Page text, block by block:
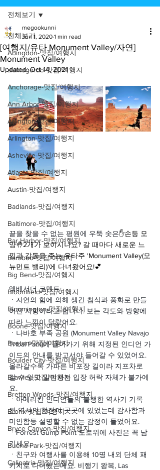
전체보기
Abingdon-맛집/여행지
alamogordo-맛집/여행지
Anchorage-맛집/여행지
Ann Arbor-맛집/여행지
Arlington-맛집/여행지
Arlington-맛집/여행지
Asheville-맛집/여행지
Atlanta-맛집/여행지
Austin-맛집/여행지
Badlands-맛집/여행지
Baltimore-맛집/여행지
Bar Harbor-맛집/여행지
Baraboo-맛집/여행지
Big Bend-맛집/여행지
Bloomfield-맛집/여행지
Bloomington-맛집/여행지
Boone-맛집/여행지
Boston-맛집/여행지
Boulder City-맛집/여행지
Brawley-맛집/여행지
Bretton Woods-맛집/여행지
Bronx-맛집/여행지
Bryce Canyon-맛집/여행지
Buena Park-맛집/여행지
Calipatria-맛집/여행지
전체보기
[여행지/유타 Monument Valley/자연]
Monument Valley
megookunni
Jun 1, 2020 1 min read
Updated:Oct 14, 2021
끝을 찾을 수 없는 평원에 우뚝 솟은✋손등 모
양🤚2개가 보이시나요? 갈 때마다 새로운 느
낌과 감동을 주는 유타주 'Monument Valley(모
뉴먼트 밸리)'에 다녀왔어요!💕
앰배서더 코멘트:
ㆍ 자연의 힘에 의해 생긴 침식과 풍화로 만들
어진 지형이라고 합니다. 보는 각도와 방향에
따라 느낌이 달랐어요.
ㆍ 나바호 부족 공원 (Monument Valley Navajo
Tribal Park)에 들어가기 위해 지정된 인디언 가
이드의 안내를 받고서야 들어갈 수 있었어요.
올라갈수록 가파른 비포장 길이라 지프차로
갈 수 있고 일반차는 입장 허락 자체가 불가에
요.
ㆍ아메리칸 인디언들의 불행한 역사기 기록
된 역사의 현장이 곳곳에 있었는데 감사함과
미안함등 설명할 수 없는 감정이 들었어요.
ㆍForrest Gump Point 도로위에 사진은 꼭 남
기세요.
ㆍ 친구와 여행사를 이용해 10명 내외 단체 패
키지로 다녀왔는데요. 비행기 왕복, Las